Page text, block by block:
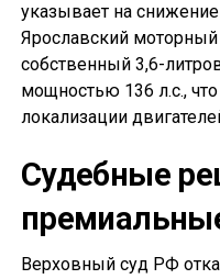
указывает на
Ярославский
собственный 3,6-
мощностью 136 л.с.,
локализации
Судебные
Верховный суд РФ